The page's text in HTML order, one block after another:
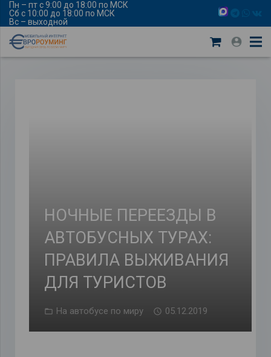
Пн – пт с 9:00 до 18:00 по МСК
Сб с 10:00 до 18:00 по МСК
Вс – выходной
НОЧНЫЕ ПЕРЕЕЗДЫ В
АВТОБУСНЫХ ТУРАХ:
ПРАВИЛА ВЫЖИВАНИЯ
ДЛЯ ТУРИСТОВ
На автобусе по миру 05.12.2019